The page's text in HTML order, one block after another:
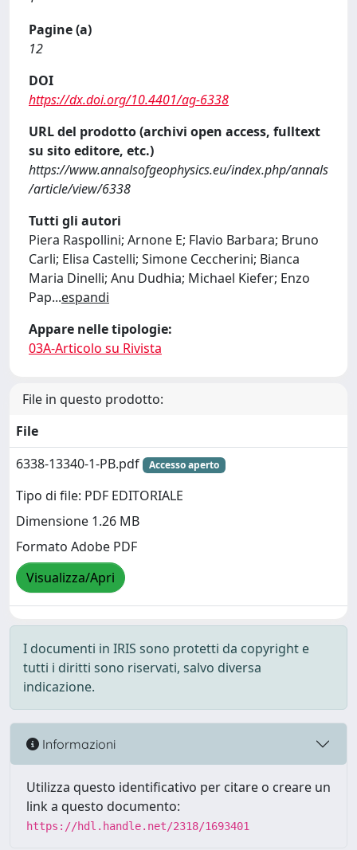
Pagine (a)
12
DOI
https://dx.doi.org/10.4401/ag-6338
URL del prodotto (archivi open access, fulltext
su sito editore, etc.)
https://www.annalsofgeophysics.eu/index.php/annals
/article/view/6338
Tutti gli autori
Piera Raspollini; Arnone E; Flavio Barbara; Bruno
Carli; Elisa Castelli; Simone Ceccherini; Bianca
Maria Dinelli; Anu Dudhia; Michael Kiefer; Enzo
Pap...espandi
Appare nelle tipologie:
03A-Articolo su Rivista
File in questo prodotto:
File
6338-13340-1-PB.pdf
Accesso aperto
Tipo di file: PDF EDITORIALE
Dimensione 1.26 MB
Formato Adobe PDF
Visualizza/Apri
I documenti in IRIS sono protetti da copyright e
tutti i diritti sono riservati, salvo diversa
indicazione.
Informazioni
Utilizza questo identificativo per citare o creare un
link a questo documento:
https://hdl.handle.net/2318/1693401